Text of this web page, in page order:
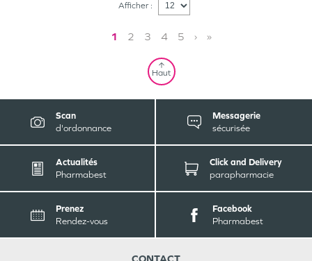
Afficher :
1 2 3 4 5 › »
Haut
Scan
d'ordonnance
Messagerie
sécurisée
Actualités
Pharmabest
Click and Delivery
parapharmacie
Prenez
Rendez-vous
Facebook
Pharmabest
CONTACT